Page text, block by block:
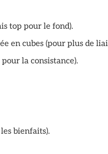
top pour le fond).
en cubes (pour plus de
la consistance).
bienfaits).